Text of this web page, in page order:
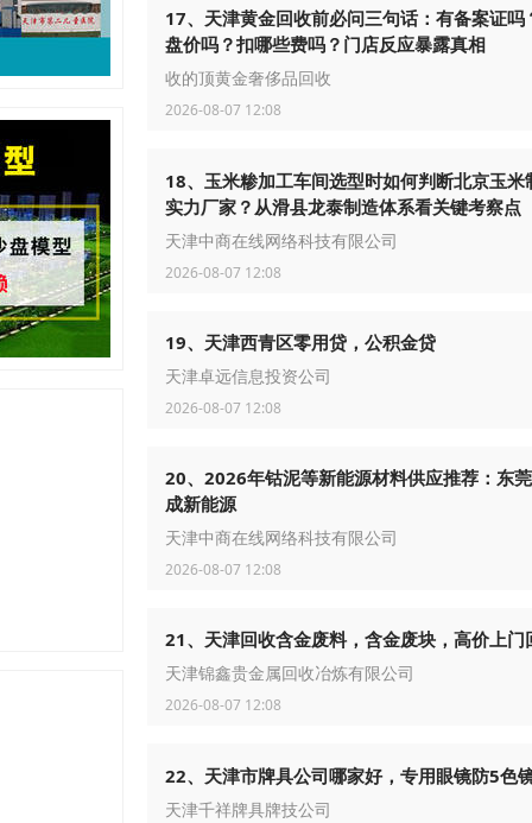
17、天津黄金回收前必问三句话：有备案证吗
盘价吗？扣哪些费吗？门店反应暴露真相
收的顶黄金奢侈品回收
2026-08-07 12:08
18、玉米糁加工车间选型时如何判断北京玉米
实力厂家？从滑县龙泰制造体系看关键考察点
天津中商在线网络科技有限公司
2026-08-07 12:08
19、天津西青区零用贷，公积金贷
天津卓远信息投资公司
2026-08-07 12:08
20、2026年钴泥等新能源材料供应推荐：东
成新能源
天津中商在线网络科技有限公司
2026-08-07 12:08
21、天津回收含金废料，含金废块，高价上门
天津锦鑫贵金属回收冶炼有限公司
2026-08-07 12:08
22、天津市牌具公司哪家好，专用眼镜防5色
天津千祥牌具牌技公司